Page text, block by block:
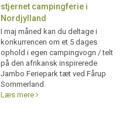
stjernet campingferie i
Nordjylland
I maj måned kan du deltage i
konkurrencen om et 5 dages
ophold i egen campingvogn / telt
på den afrikansk inspirerede
Jambo Feriepark tæt ved Fårup
Sommerland.
Læs mere